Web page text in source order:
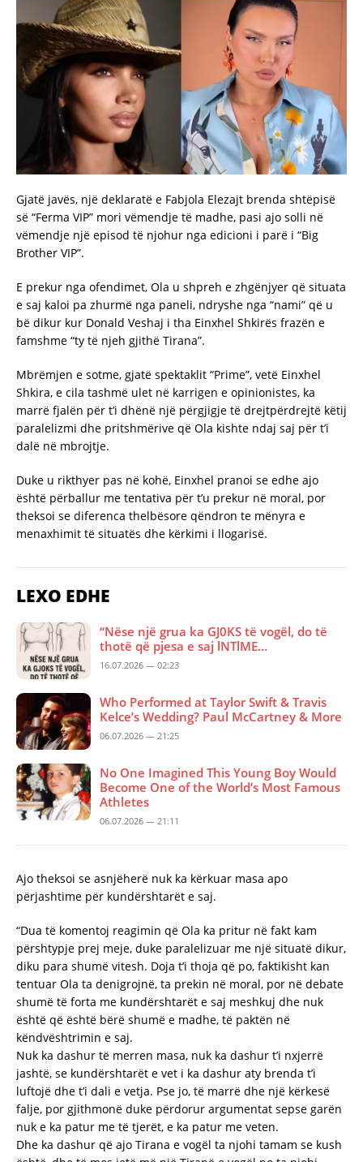
Gjatë javës, një deklaratë e Fabjola Elezajt brenda shtëpisë
së “Ferma VIP” mori vëmendje të madhe, pasi ajo solli në
vëmendje një episod të njohur nga edicioni i parë i “Big
Brother VIP”.
E prekur nga ofendimet, Ola u shpreh e zhgënjyer që situata
e saj kaloi pa zhurmë nga paneli, ndryshe nga “nami” që u
bë dikur kur Donald Veshaj i tha Einxhel Shkirës frazën e
famshme “ty të njeh gjithë Tirana”.
Mbrëmjen e sotme, gjatë spektaklit “Prime”, vetë Einxhel
Shkira, e cila tashmë ulet në karrigen e opinionistes, ka
marrë fjalën për t’i dhënë një përgjigje të drejtpërdrejtë këtij
paralelizmi dhe pritshmërive që Ola kishte ndaj saj për t’i
dalë në mbrojtje.
Duke u rikthyer pas në kohë, Einxhel pranoi se edhe ajo
është përballur me tentativa për t’u prekur në moral, por
theksoi se diferenca thelbësore qëndron te mënyra e
menaxhimit të situatës dhe kërkimi i llogarisë.
LEXO EDHE
“Nëse një grua ka GJ0KS të vogël, do të
thotë që pjesa e saj lNTlME…
16.07.2026 — 02:23
Who Performed at Taylor Swift & Travis
Kelce’s Wedding? Paul McCartney & More
06.07.2026 — 21:25
No One Imagined This Young Boy Would
Become One of the World’s Most Famous
Athletes
06.07.2026 — 21:11
Ajo theksoi se asnjëherë nuk ka kërkuar masa apo
përjashtime për kundërshtarët e saj.
“Dua të komentoj reagimin që Ola ka pritur në fakt kam
përshtypje prej meje, duke paralelizuar me një situatë dikur,
diku para shumë vitesh. Doja t’i thoja që po, faktikisht kan
tentuar Ola ta denigrojnë, ta prekin në moral, por në debate
shumë të forta me kundërshtarët e saj meshkuj dhe nuk
është që është bërë shumë e madhe, të paktën në
këndvështrimin e saj.
Nuk ka dashur të merren masa, nuk ka dashur t’i nxjerrë
jashtë, se kundërshtarët e vet i ka dashur aty brenda t’i
luftojë dhe t’i dali e vetja. Pse jo, të marrë dhe një kërkesë
falje, por gjithmonë duke përdorur argumentat sepse garën
nuk e ka patur me të tjerët, e ka patur me veten.
Dhe ka dashur që ajo Tirana e vogël ta njohi tamam se kush